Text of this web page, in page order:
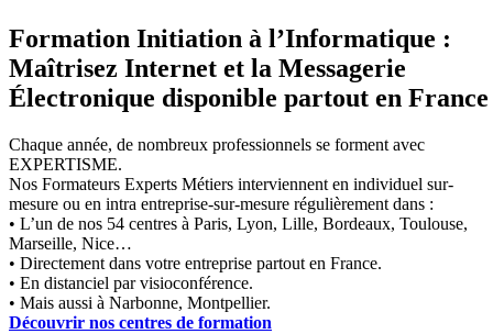
Formation Initiation à l’Informatique :
Maîtrisez Internet et la Messagerie
Électronique disponible partout en France
Chaque année, de nombreux professionnels se forment avec
EXPERTISME.
Nos Formateurs Experts Métiers interviennent en individuel sur-
mesure ou en intra entreprise-sur-mesure régulièrement dans :
• L’un de nos 54 centres à Paris, Lyon, Lille, Bordeaux, Toulouse,
Marseille, Nice…
• Directement dans votre entreprise partout en France.
• En distanciel par visioconférence.
• Mais aussi à Narbonne, Montpellier.
Découvrir nos centres de formation